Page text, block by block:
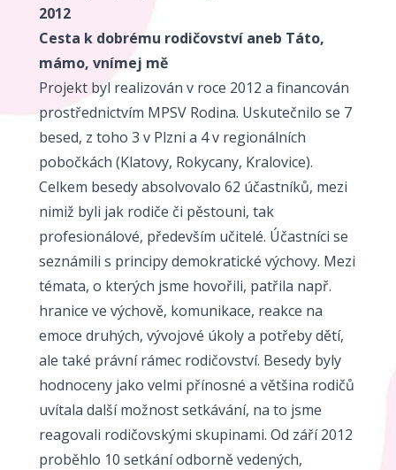
2012
Cesta k dobrému rodičovství aneb Táto,
mámo, vnímej mě
Projekt byl realizován v roce 2012 a financován
prostřednictvím MPSV Rodina. Uskutečnilo se 7
besed, z toho 3 v Plzni a 4 v regionálních
pobočkách (Klatovy, Rokycany, Kralovice).
Celkem besedy absolvovalo 62 účastníků, mezi
nimiž byli jak rodiče či pěstouni, tak
profesionálové, především učitelé. Účastníci se
seznámili s principy demokratické výchovy. Mezi
témata, o kterých jsme hovořili, patřila např.
hranice ve výchově, komunikace, reakce na
emoce druhých, vývojové úkoly a potřeby dětí,
ale také právní rámec rodičovství. Besedy byly
hodnoceny jako velmi přínosné a většina rodičů
uvítala další možnost setkávání, na to jsme
reagovali rodičovskými skupinami. Od září 2012
proběhlo 10 setkání odborně vedených,